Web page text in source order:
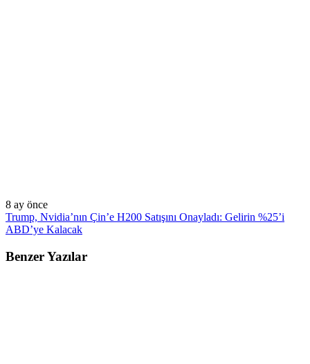
8 ay önce
Trump, Nvidia’nın Çin’e H200 Satışını Onayladı: Gelirin %25’i
ABD’ye Kalacak
Benzer Yazılar